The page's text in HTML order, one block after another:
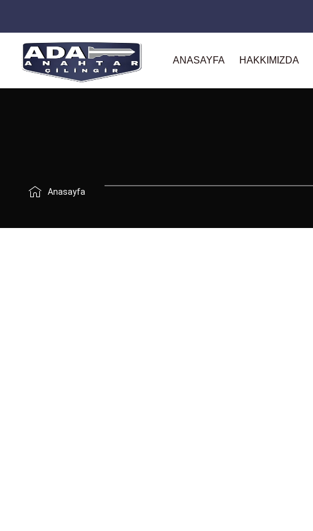
ANASAYFA HAKKIMIZDA
Anasayfa